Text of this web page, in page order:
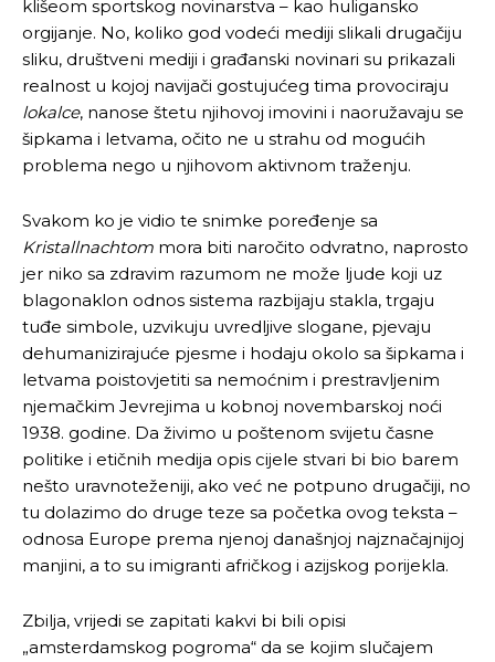
klišeom sportskog novinarstva – kao huligansko
orgijanje. No, koliko god vodeći mediji slikali drugačiju
sliku, društveni mediji i građanski novinari su prikazali
realnost u kojoj navijači gostujućeg tima provociraju
lokalce, nanose štetu njihovoj imovini i naoružavaju se
šipkama i letvama, očito ne u strahu od mogućih
problema nego u njihovom aktivnom traženju.
Svakom ko je vidio te snimke poređenje sa
Kristallnachtom mora biti naročito odvratno, naprosto
jer niko sa zdravim razumom ne može ljude koji uz
blagonaklon odnos sistema razbijaju stakla, trgaju
tuđe simbole, uzvikuju uvredljive slogane, pjevaju
dehumanizirajuće pjesme i hodaju okolo sa šipkama i
letvama poistovjetiti sa nemoćnim i prestravljenim
njemačkim Jevrejima u kobnoj novembarskoj noći
1938. godine. Da živimo u poštenom svijetu časne
politike i etičnih medija opis cijele stvari bi bio barem
nešto uravnoteženiji, ako već ne potpuno drugačiji, no
tu dolazimo do druge teze sa početka ovog teksta –
odnosa Europe prema njenoj današnjoj najznačajnijoj
manjini, a to su imigranti afričkog i azijskog porijekla.
Zbilja, vrijedi se zapitati kakvi bi bili opisi
„amsterdamskog pogroma“ da se kojim slučajem